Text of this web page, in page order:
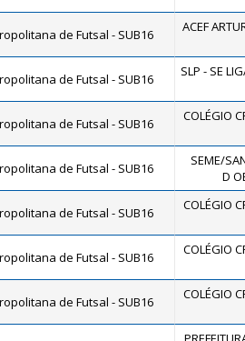
de Futsal - SUB16 ACEF
de Futsal - SUB16 SLP - SE
de Futsal - SUB16 COLÉGIO
de Futsal - SUB16
SEME/
D
de Futsal - SUB16 COLÉGIO
de Futsal - SUB16 COLÉGIO
de Futsal - SUB16 COLÉGIO